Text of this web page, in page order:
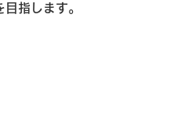
指します。